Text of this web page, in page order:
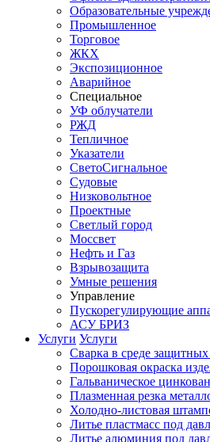
Образовательные
Промышленное
Торговое
ЖКХ
Экспозиционное
Аварийное
Специальное
УФ облучатели
РЖД
Тепличное
Указатели
СветоСигнальное
Судовые
Низковольтное
Проектные
Светлый город
Моссвет
Нефть и Газ
Взрывозащита
Умные решения
Управление
Пускорегулирующие
АСУ БРИЗ
Услуги Услуги
Сварка в среде защитных
Порошковая окраска
Гальваническое
Плазменная резка
Холодно-листовая
Литье пластмасс под
Литье алюминия под